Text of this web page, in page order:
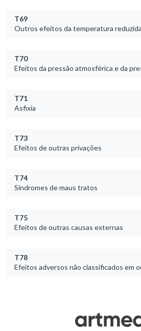
T69
Outros efeitos da temperatura reduzida
T70
Efeitos da pressão atmosférica e da
T71
Asfixia
T73
Efeitos de outras privações
T74
Síndromes de maus tratos
T75
Efeitos de outras causas externas
T78
Efeitos adversos não classificados em